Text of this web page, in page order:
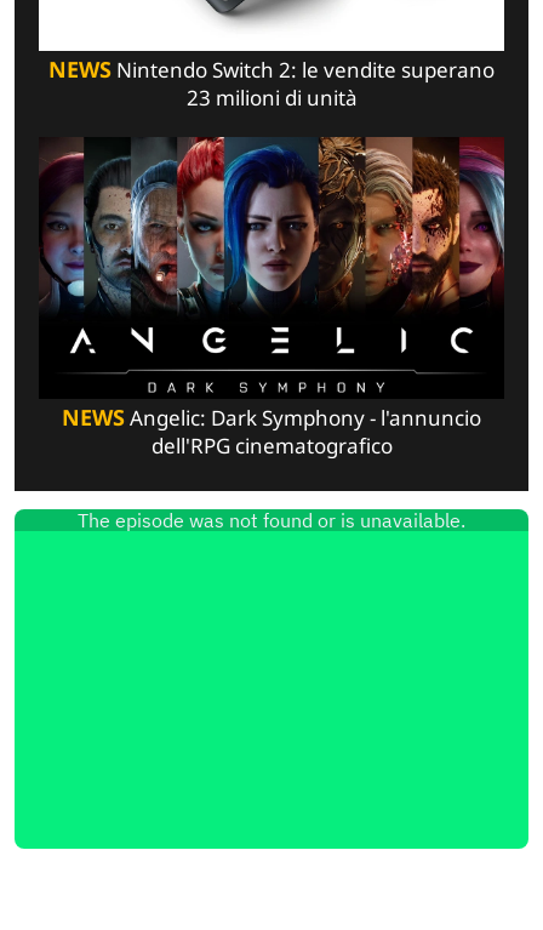
NEWS Nintendo Switch 2: le vendite superano
23 milioni di unità
NEWSAngelic: Dark Symphony - l'annuncio
dell'RPG cinematografico